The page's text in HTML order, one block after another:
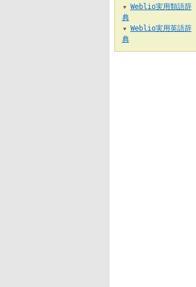
▼
Weblio実用類語辞
典
▼
Weblio実用英語辞
典